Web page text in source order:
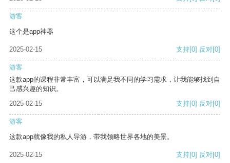
游客
这个是app神器
2025-02-15 支持[0] 反对[0]
游客
这款app的课程非常丰富，可以满足我不同的学习需求，让我能够找到自
己感兴趣的知识。
2025-02-15
支持[0] 反对[0]
游客
这款app就像我的私人导游，带我领略世界各地的美景。
2025-02-15 支持[0] 反对[0]